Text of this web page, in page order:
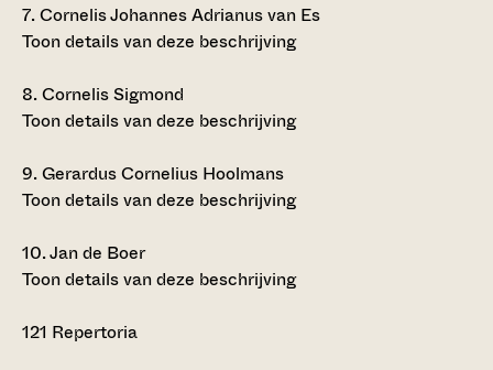
7.Cornelis Johannes Adrianus van Es
Toon details van deze beschrijving
8.Cornelis Sigmond
Toon details van deze beschrijving
9.Gerardus Cornelius Hoolmans
Toon details van deze beschrijving
10.Jan de Boer
Toon details van deze beschrijving
121 Repertoria